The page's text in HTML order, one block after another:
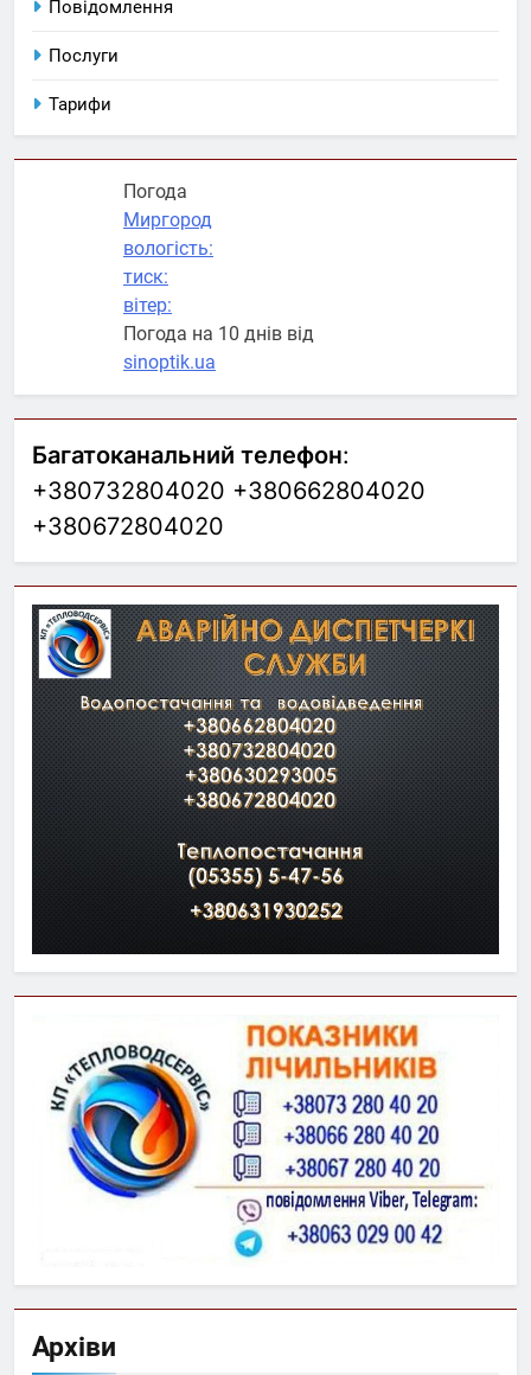
Повідомлення
Послуги
Тарифи
Погода
Миргород
вологість:
тиск:
вітер:
Погода на 10 днів від
sinoptik.ua
Багатоканальний телефон:
+380732804020 +380662804020
+380672804020
Архіви